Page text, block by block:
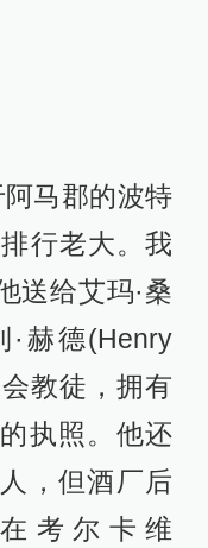
马郡的波特
行老大。我
送给艾玛·桑
赫德(Henry
教徒，拥有
执照。他还
，但酒厂后
考尔卡维